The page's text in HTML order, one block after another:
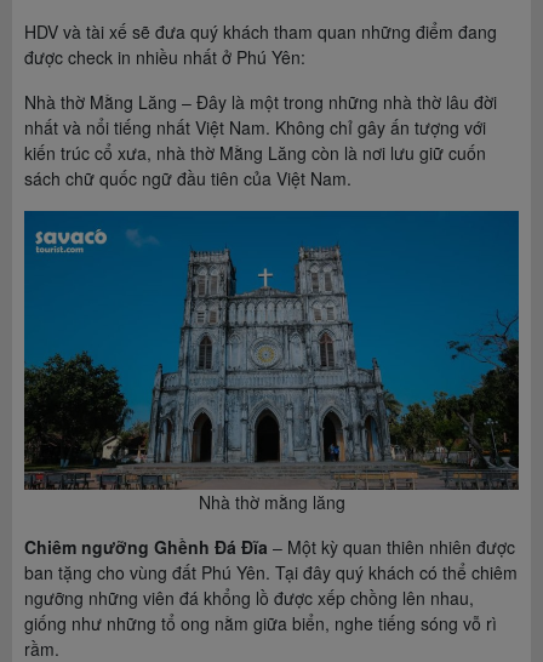
HDV và tài xế sẽ đưa quý khách tham quan những điểm đang
được check in nhiều nhất ở Phú Yên:
Nhà thờ Mằng Lăng – Đây là một trong những nhà thờ lâu đời
nhất và nổi tiếng nhất Việt Nam. Không chỉ gây ấn tượng với
kiến trúc cổ xưa, nhà thờ Mằng Lăng còn là nơi lưu giữ cuốn
sách chữ quốc ngữ đầu tiên của Việt Nam.
Nhà thờ mằng lăng
Chiêm ngưỡng Ghềnh Đá Đĩa – Một kỳ quan thiên nhiên được
ban tặng cho vùng đất Phú Yên. Tại đây quý khách có thể chiêm
ngưỡng những viên đá khổng lồ được xếp chồng lên nhau,
giống như những tổ ong nằm giữa biển, nghe tiếng sóng vỗ rì
rầm.